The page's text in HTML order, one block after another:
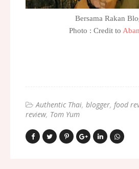
Bersama Rakan
Photo : Credit to
Authentic Thai blogger food
review Tom Yum